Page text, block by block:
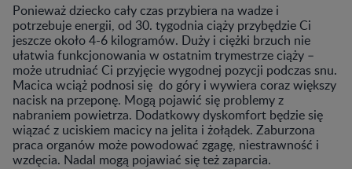
Ponieważ dziecko cały czas przybiera na wadze i
potrzebuje energii, od 30. tygodnia ciąży przybędzie Ci
jeszcze około 4-6 kilogramów. Duży i ciężki brzuch nie
ułatwia funkcjonowania w ostatnim trymestrze ciąży –
może utrudniać Ci przyjęcie wygodnej pozycji podczas snu.
Macica wciąż podnosi się do góry i wywiera coraz większy
nacisk na przeponę. Mogą pojawić się problemy z
nabraniem powietrza. Dodatkowy dyskomfort będzie się
wiązać z uciskiem macicy na jelita i żołądek. Zaburzona
praca organów może powodować zgagę, niestrawność i
wzdęcia. Nadal mogą pojawiać się też zaparcia.